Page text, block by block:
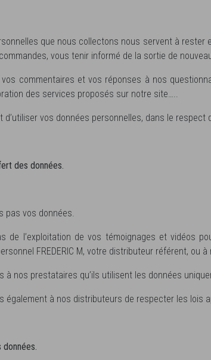
que nous collectons nous servent à
vous tenir informé de la sortie de
vos commentaires et vos réponses à nos
des services proposés sur notre site…..
d’utiliser vos données personnelles, dans le
des données.
pas vos données.
de l’exploitation de vos témoignages et vidéos
FREDERIC M, votre distributeur référent, ou
à nos prestataires qu’ils utilisent les données
également à nos distributeurs de respecter les lois